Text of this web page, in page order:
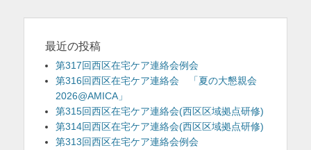
ン
最近の投稿
第317回西区在宅ケア連絡会例会
第316回西区在宅ケア連絡会 「夏の大懇親会
2026@AMICA」
第315回西区在宅ケア連絡会(西区区域拠点研修)
第314回西区在宅ケア連絡会(西区区域拠点研修)
第313回西区在宅ケア連絡会例会